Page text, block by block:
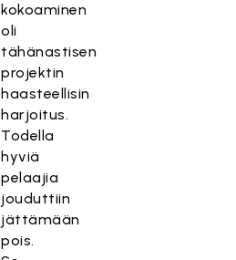
kokoaminen
oli
tähänastisen
projektin
haasteellisin
harjoitus.
Todella
hyviä
pelaajia
jouduttiin
jättämään
pois.